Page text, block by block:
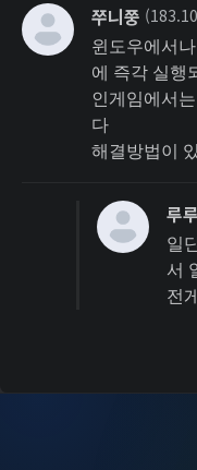
쭈니쭝
윈도우에서
에 즉각 실행
인게임에서
다
해결방법이
루
일
서
전